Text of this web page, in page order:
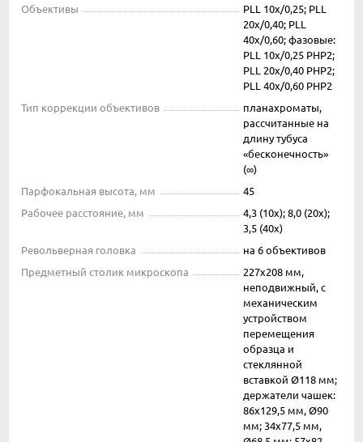
Объективы
PLL 10х/0,25; PLL
20x/0,40; PLL
40x/0,60; фазовые:
PLL 10x/0,25 PHP2;
PLL 20x/0,40 PHP2;
PLL 40x/0,60 PHP2
Тип коррекции объективов
планахроматы,
рассчитанные на
длину тубуса
«бесконечность»
(∞)
Парфокальная высота, мм
45
Рабочее расстояние, мм
4,3 (10x); 8,0 (20x);
3,5 (40x)
Револьверная головка
на 6 объективов
Предметный столик микроскопа
227х208 мм,
неподвижный, с
механическим
устройством
перемещения
образца и
стеклянной
вставкой Ø118 мм;
держатели чашек:
86х129,5 мм, Ø90
мм; 34x77,5 мм,